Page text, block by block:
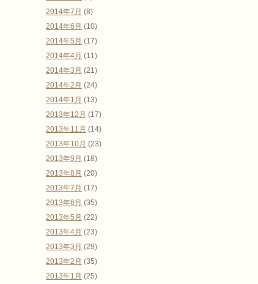
2014年7月 (8)
2014年6月 (10)
2014年5月 (17)
2014年4月 (11)
2014年3月 (21)
2014年2月 (24)
2014年1月 (13)
2013年12月 (17)
2013年11月 (14)
2013年10月 (23)
2013年9月 (18)
2013年8月 (20)
2013年7月 (17)
2013年6月 (35)
2013年5月 (22)
2013年4月 (23)
2013年3月 (29)
2013年2月 (35)
2013年1月 (25)